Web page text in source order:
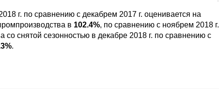
г. по сравнению с декабрем 2017 г. оценивается на
в 102.4%, по сравнению с ноябрем 2018 г.
со снятой сезонностью в декабре 2018 г. по сравнению с
.